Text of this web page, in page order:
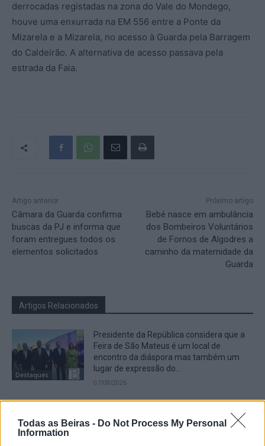
Todas as Beiras - Do Not Process My Personal
Information
derrocadas registadas na zona do Vale do Mondego,
houve uma enxurrada na EM 556 entre a Ponte da
Mizarela e a Mizarela, no acesso à Guarda pela Barragem
do Caldeirão. A alternativa de acesso passava pela
estrada da Faia.
Artigo anterior
Câmara da Guarda confirma
buscas da PJ e informa que
foram entregues todos os
elementos solicitados
Próximo artigo
Bebé nasce em ambulância
dos Bombeiros Voluntários
de Fornos de Algodres a
caminho da maternidade da
Guarda
Artigos Relacionados
Destaques
Presidente da República considera que a
Feira de São Mateus é um local de
encontro da diáspora mas também um
lugar de expressão do...
07/08/2026
presente na abertura da Feira de São
Mateus